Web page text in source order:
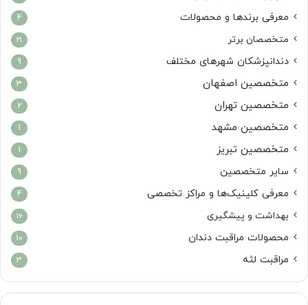
معرفی برندها و محصولات 4
متخصصان برتر 21
دندانپزشکان شهرهای مختلف 9
متخصصین اصفهان 3
متخصصین تهران 2
متخصصین مشهد 1
متخصصین تبریز 1
سایر متخصصین 9
معرفی کلینیک‌ها و مراکز تخصصی 4
بهداشت و پیشگیری 16
محصولات مراقبت دندان 10
مراقبت لثه 3